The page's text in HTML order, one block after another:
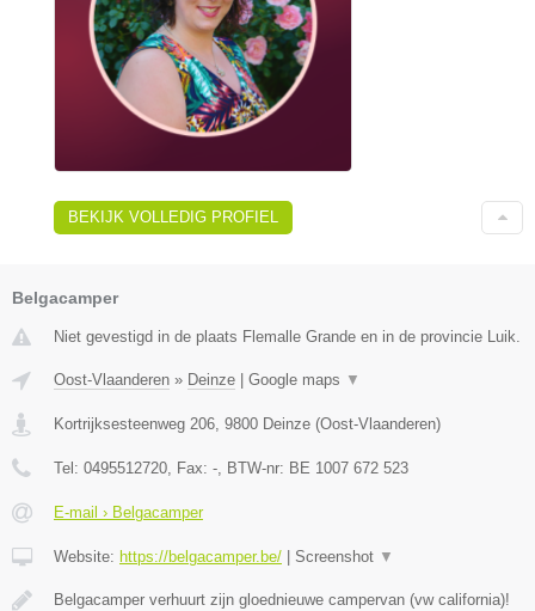
BEKIJK VOLLEDIG PROFIEL
Belgacamper
Niet gevestigd in de plaats Flemalle Grande en in de provincie Luik.
Oost-Vlaanderen » Deinze Google maps ▼
Kortrijksesteenweg 206, 9800 Deinze (Oost-Vlaanderen)
Tel: 0495512720, Fax: -, BTW-nr: BE 1007 672 523
E-mail › Belgacamper
Website: https://belgacamper.be/ Screenshot ▼
Belgacamper verhuurt zijn gloednieuwe campervan (vw california)!